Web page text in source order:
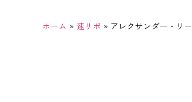
ホーム » 速リポ » アレクサンダー・リ